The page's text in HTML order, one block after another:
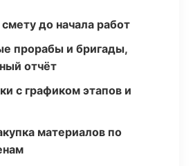
до начала работ
прорабы и бригады,
отчёт
с графиком этапов и
материалов по